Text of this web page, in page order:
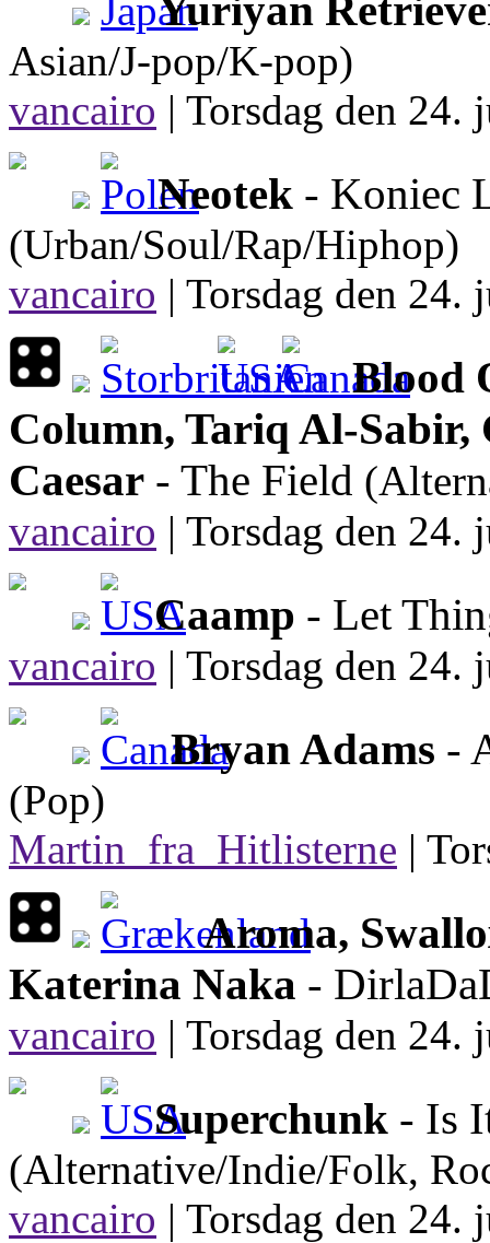
Yuriyan
Asian/J-pop/K-pop)
vancairo | Torsdag den
Neotek - Koniec
(Urban/Soul/Rap/Hiphop)
vancairo | Torsdag den
Blood
Column, Tariq Al-Sabir,
Caesar - The Field
vancairo | Torsdag den
Caamp - Let
vancairo | Torsdag den
Bryan Adams -
(Pop)
Martin_fra_Hitlisterne |
Aroma,
Katerina Naka -
vancairo | Torsdag den
Superchunk - Is
(Alternative/Indie/Folk,
vancairo | Torsdag den